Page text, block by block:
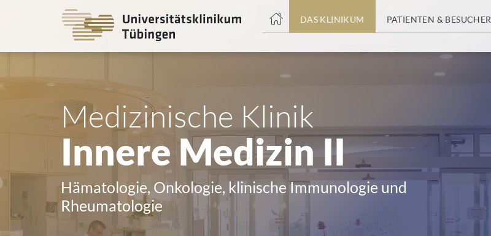
DAS KLINIKUM PATIENTEN & BESUCHER
Medizinische Klinik
Innere Medizin II
Hämatologie, Onkologie, klinische Immunologie und
Rheumatologie